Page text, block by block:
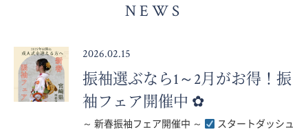
NEWS
2026.02.15
振袖選ぶなら1～2月がお得！振
袖フェア開催中 ✿
～ 新春振袖フェア開催中 ～
スタートダッシュ